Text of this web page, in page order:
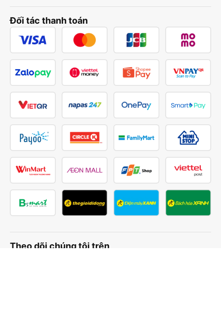
Đối tác thanh toán
Theo dõi chúng tôi trên